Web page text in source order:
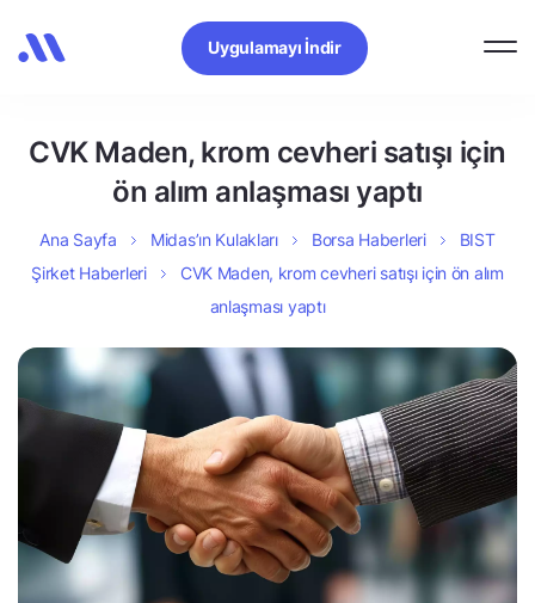
Uygulamayı İndir
CVK Maden, krom cevheri satışı için
ön alım anlaşması yaptı
Ana Sayfa Midas’ın Kulakları Borsa Haberleri
BIST
Şirket Haberleri
CVK Maden, krom cevheri satışı için ön alım
anlaşması yaptı